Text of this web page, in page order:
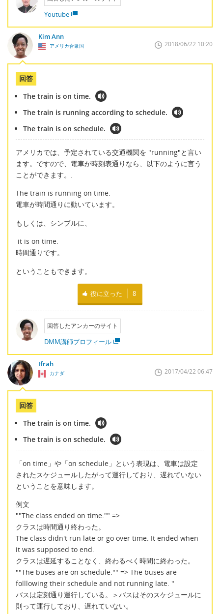
Youtube
Kim Ann
アメリカ合衆国 2018/06/22 10:20
回答
The train is on time.
The train is running according to schedule.
The train is on schedule.
アメリカでは、予定されている交通機関を "running"と言い
ます。ですので、電車が時刻表通りなら、以下のように言う
ことができます。.
The train is running on time.
電車が時間通りに動いています。
もしくは、シンプルに、
it is on time.
時間通りです。
ということもできます。
役に立った 8
回答したアンカーのサイト
DMM講師プロフィール
Ifrah
カナダ 2017/04/22 06:47
回答
The train is on time.
The train is on schedule.
「on time」や「on schedule」という表現は、電車は設定
されたスケジュールしたがって運行しており、遅れていない
ということを意味します。
例文
""The class ended on time."" =>
クラスは時間通り終わった。
The class didn't run late or go over time. It ended when
it was supposed to end.
クラスは遅延することなく、終わるべく時間に終わった。
""The buses are on schedule."" => The buses are
folllowing their schedule and not running late. "
バスは定刻通り運行している。＞バスはそのスケジュールに
則って運行しており、遅れていない。